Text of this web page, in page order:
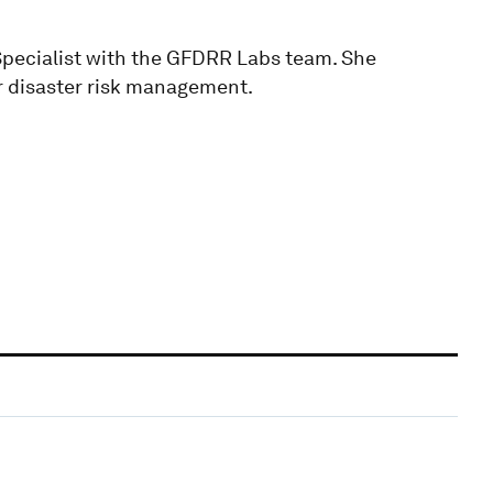
with the GFDRR Labs team. She
risk management.